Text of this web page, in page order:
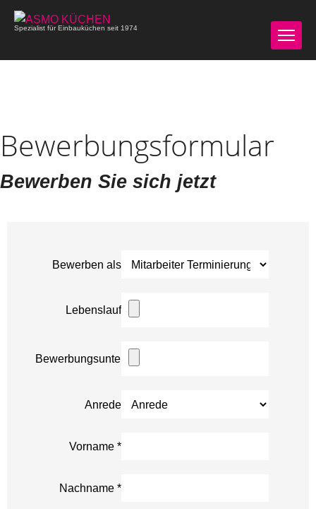
Spezialist für Einbauküchen seit 1974
Bewerbungsformular
Bewerben Sie sich jetzt
Bewerben als
Lebenslauf
Bewerbungsunterlagen
Anrede
Vorname *
Nachname *